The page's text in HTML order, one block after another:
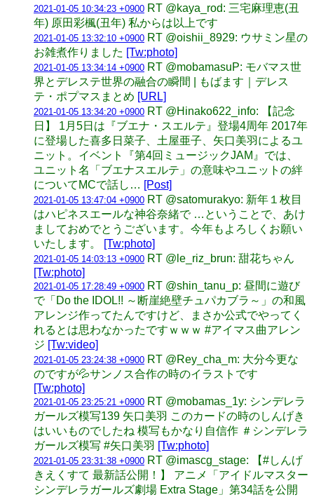
2021-01-05 10:34:23 +0900 RT @kaya_rod: 三宅麻理恵(丑
年) 原田彩楓(丑年) 私からは以上です
2021-01-05 13:32:10 +0900 RT @oishii_8929: ウサミン星の
お雑煮作りました [Tw:photo]
2021-01-05 13:34:14 +0900 RT @mobamasuP: モバマス世
界とデレステ世界の融合の瞬間 | もばます｜デレス
テ・ポプマスまとめ [URL]
2021-01-05 13:34:20 +0900 RT @Hinako622_info: 【記念
日】 1月5日は『ブエナ・スエルテ』登場4周年 2017年
に登場した喜多日菜子、土屋亜子、矢口美羽によるユ
ニット。イベント『第4回ミュージックJAM』では、
ユニット名「ブエナスエルテ」の意味やユニットの絆
についてMCで話し… [Post]
2021-01-05 13:47:04 +0900 RT @satomurakyo: 新年１枚目
はハピネスエールな神谷奈緒で …ということで、あけ
ましておめでとうございます。今年もよろしくお願い
いたします。
[Tw:photo]
2021-01-05 14:03:13 +0900 RT @le_riz_brun: 甜花ちゃん
[Tw:photo]
2021-01-05 17:28:49 +0900 RT @shin_tanu_p: 昼間に遊び
で「Do the IDOL!! ～断崖絶壁チュパカブラ～」の和風
アレンジ作ってたんですけど、まさか公式でやってく
れるとは思わなかったですｗｗｗ #アイマス曲アレン
ジ [Tw:video]
2021-01-05 23:24:38 +0900 RT @Rey_cha_m: 大分今更な
のですが💦サンノス合作の時のイラストです
[Tw:photo]
2021-01-05 23:25:21 +0900 RT @mobamas_1y: シンデレラ
ガールズ模写139 矢口美羽 このカードの時のしんげき
はいいものでしたね 模写もかなり自信作 ＃シンデレラ
ガールズ模写 #矢口美羽 [Tw:photo]
2021-01-05 23:31:38 +0900 RT @imascg_stage: 【#しんげ
きえくすて 最新話公開！】 アニメ「アイドルマスター
シンデレラガールズ劇場 Extra Stage」第34話を公開